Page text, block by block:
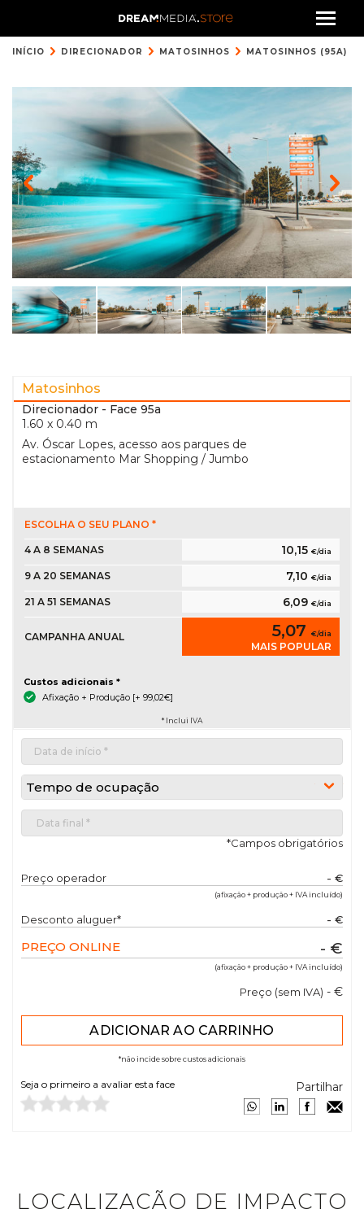
INÍCIO DIRECIONADOR MATOSINHOS MATOSINHOS (95A)
Matosinhos
Direcionador - Face 95a
1.60 x 0.40 m
Av. Óscar Lopes, acesso aos parques de
estacionamento Mar Shopping / Jumbo
ESCOLHA O SEU PLANO *
4 A 8 SEMANAS 10,15 €/dia
9 A 20 SEMANAS 7,10 €/dia
21 A 51 SEMANAS 6,09 €/dia
CAMPANHA ANUAL 5,07 €/dia
MAIS POPULAR
Custos adicionais *
Afixação + Produção [+ 99,02€]
* Inclui IVA
Tempo de ocupação
*Campos obrigatórios
Preço operador - €
(afixação + produção + IVA incluído)
Desconto aluguer* - €
PREÇO ONLINE - €
(afixação + produção + IVA incluído)
Preço (sem IVA) - €
*não incide sobre custos adicionais
Seja o primeiro a avaliar esta face Partilhar
LOCALIZAÇÃO DE IMPACTO